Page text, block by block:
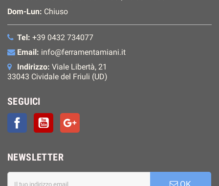
Dom-Lun: Chiuso
Tel: +39 0432 734077
Email: info@ferramentamiani.it
Indirizzo: Viale Libertà, 21
33043 Cividale del Friuli (UD)
SEGUICI
FacebookYouTube
NEWSLETTER